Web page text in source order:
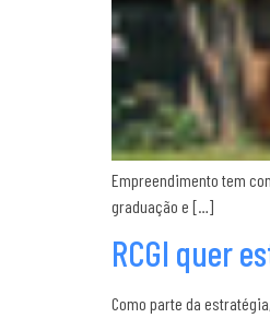
Empreendimento tem
graduação e […]
RCGI quer
Como parte da